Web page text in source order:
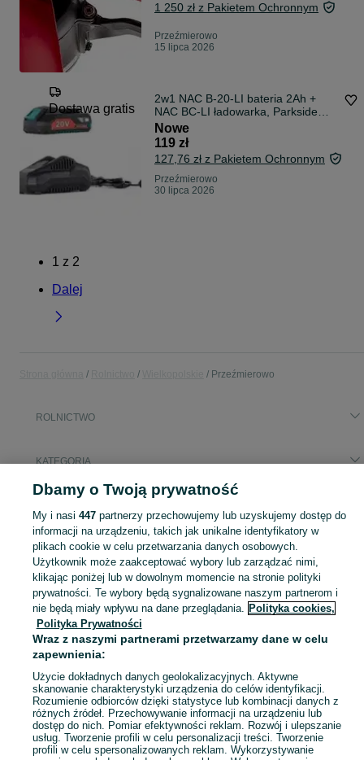
1 250 zł z Pakietem Ochronnym
Przeźmierowo
15 lipca 2026
Dostawa gratis
2w1 NAC B-20-LI bateria 2Ah +
NAC BC-LI ładowarka, Parkside
x20V
Nowe
119 zł
127,76 zł z Pakietem Ochronnym
Przeźmierowo
30 lipca 2026
1 z 2
Dalej
Przeźmierowo
ROLNICTWO
KATEGORIA
Popularne wyszukiwania
pszczoły
Sprzedaż artykułów rolniczych Przeźmierowo ▶️ maszyny rolnicze, produkty rolne i inne ✅ Nowe i używane w dobrych cenach ✌ Znajdź oferty na OLX.pl! Zobacz
Mapa kategorii
Mapa miejscowości
Mapa ministron
Popularne wyszukiwania
Dbamy o Twoją prywatność
My i nasi 447partnerzy przechowujemy lub uzyskujemy dostęp do
informacji na urządzeniu, takich jak unikalne identyfikatory w
plikach cookie w celu przetwarzania danych osobowych.
Użytkownik może zaakceptować wybory lub zarządzać nimi,
klikając poniżej lub w dowolnym momencie na stronie polityki
prywatności. Te wybory będą sygnalizowane naszym partnerom i
nie będą miały wpływu na dane przeglądania. Polityka cookies,
Polityka Prywatności
Wraz z naszymi partnerami przetwarzamy dane w celu
zapewnienia:
Użycie dokładnych danych geolokalizacyjnych. Aktywne
skanowanie charakterystyki urządzenia do celów identyfikacji.
Rozumienie odbiorców dzięki statystyce lub kombinacji danych z
różnych źródeł. Przechowywanie informacji na urządzeniu lub
dostęp do nich. Pomiar efektywności reklam. Rozwój i ulepszanie
usług. Tworzenie profili w celu personalizacji treści. Tworzenie
profili w celu spersonalizowanych reklam. Wykorzystywanie